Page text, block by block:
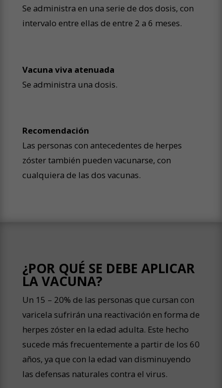
Se administra en una serie de dos dosis, con
intervalo entre ellas de entre 2 a 6 meses.
Vacuna viva atenuada
Se administra una dosis.
Recomendación
Las personas con antecedentes de herpes
zóster también pueden vacunarse, con
cualquiera de las dos vacunas.
¿POR QUÉ SE DEBE APLICAR
LA VACUNA?
Un 15 – 20% de las personas que cursan con
varicela sufrirán una reactivación en forma de
herpes zóster en la edad adulta. Este hecho
sucede más frecuentemente a partir de los 60
años, ya que con la edad van disminuyendo
las defensas naturales contra el virus.